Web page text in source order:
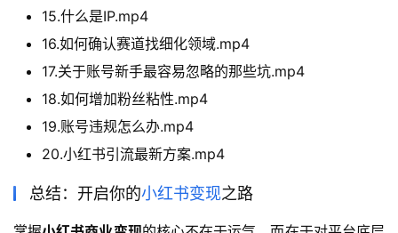
15.什么是IP.mp4
16.如何确认赛道找细化领域.mp4
17.关于账号新手最容易忽略的那些坑.mp4
18.如何增加粉丝粘性.mp4
19.账号违规怎么办.mp4
20.小红书引流最新方案.mp4
总结：开启你的小红书变现之路